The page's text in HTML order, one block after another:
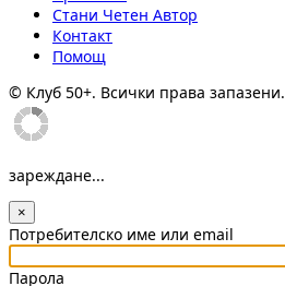
Стани Четен Автор
Контакт
Помощ
© Клуб 50+. Всички права запазени.
зареждане...
×
Потребителско име или email
Парола